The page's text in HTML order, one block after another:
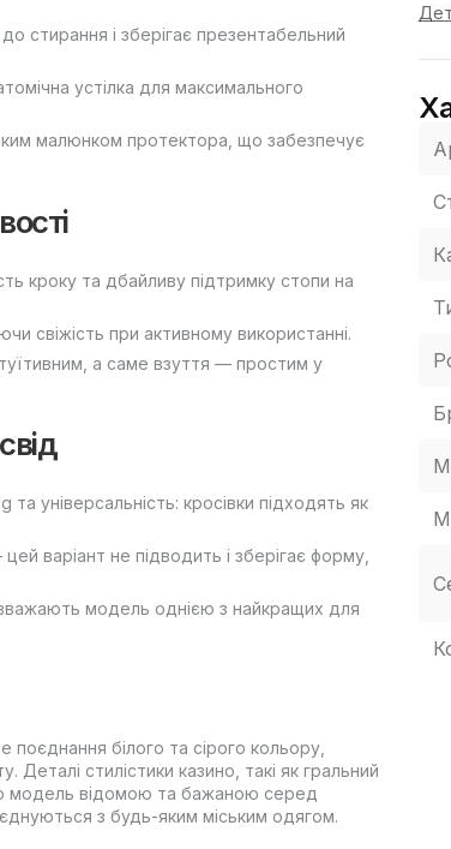
стирання і зберігає презентабельний
устілка для максимального
малюнком протектора, що забезпечує
кроку та дбайливу підтримку стопи на
свіжість при активному використанні.
а саме взуття — простим у
універсальність: кросівки підходять як
варіант не підводить і зберігає форму,
модель однією з найкращих для
поєднання білого та сірого кольору,
стилістики казино, такі як гральний
модель відомою та бажаною серед
з будь-яким міським одягом.